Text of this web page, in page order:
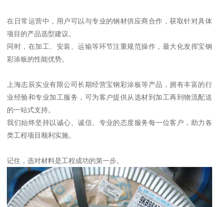
在日常运营中，用户可以与专业的钢材供应商合作，获取针对具体
项目的产品选型建议。
同时，在加工、安装、运输等环节注重规范操作，最大化发挥宝钢
彩涂板的性能优势。
上海志辰实业有限公司长期经营宝钢彩涂板等产品，拥有丰富的行
业经验和专业加工服务，可为客户提供从选材到加工再到物流配送
的一站式支持。
我们始终坚持以诚心、诚信、专业的态度服务每一位客户，助力各
类工程项目顺利实施。
记住，选对材料是工程成功的第一步。